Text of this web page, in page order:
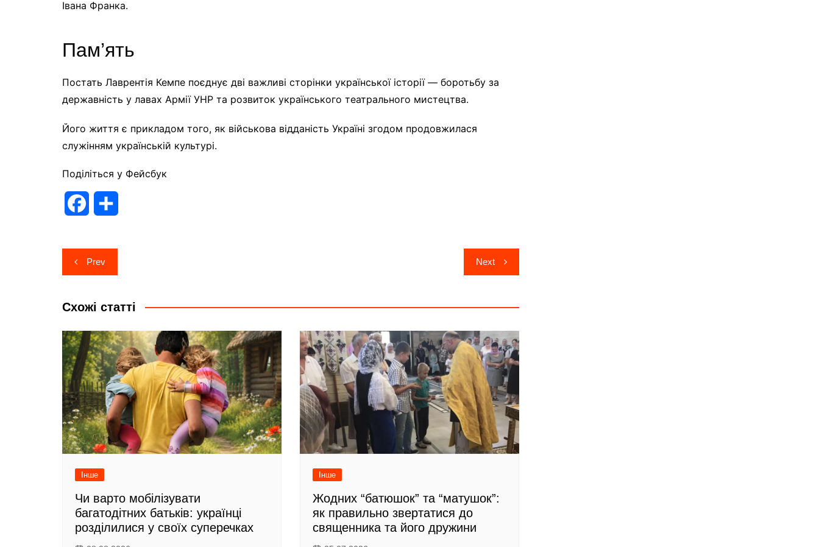
Івана Франка.
Пам’ять
Постать Лаврентія Кемпе поєднує дві важливі сторінки української історії — боротьбу за
державність у лавах Армії УНР та розвиток українського театрального мистецтва.
Його життя є прикладом того, як військова відданість Україні згодом продовжилася
служінням українській культурі.
Поділіться у Фейсбук
c
e
b
o
k
т
и
с
я
Навігація
записів
Prev Next
Схожі статті
Інше
Чи варто мобілізувати
багатодітних батьків: українці
розділилися у своїх суперечках
Інше
Жодних “батюшок” та “матушок”:
як правильно звертатися до
священника та його дружини